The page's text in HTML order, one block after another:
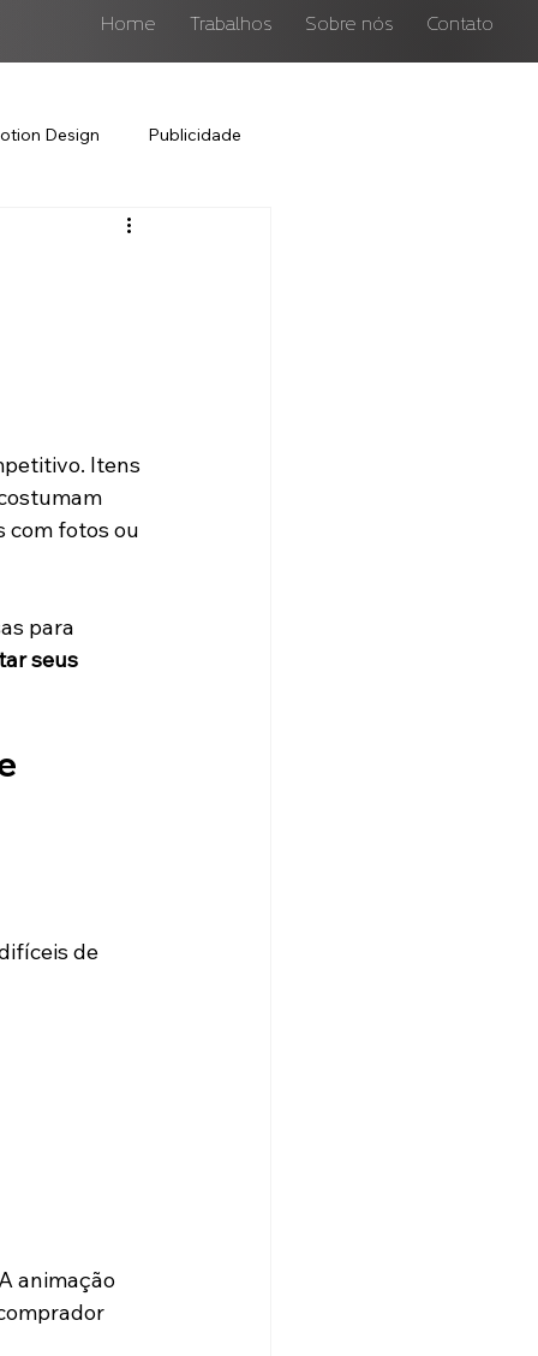
Home Trabalhos Sobre nós Contato
Design Publicidade
Itens
com fotos ou
para
seus
de
animação